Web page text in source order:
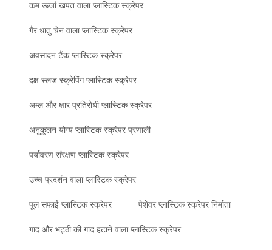
कम ऊर्जा खपत वाला प्लास्टिक स्क्रेपर
गैर धातु चेन वाला प्लास्टिक स्क्रेपर
अवसादन टैंक प्लास्टिक स्क्रेपर
दक्ष स्लज स्क्रेपिंग प्लास्टिक स्क्रेपर
अम्ल और क्षार प्रतिरोधी प्लास्टिक स्क्रेपर
अनुकूलन योग्य प्लास्टिक स्क्रेपर प्रणाली
पर्यावरण संरक्षण प्लास्टिक स्क्रेपर
उच्च प्रदर्शन वाला प्लास्टिक स्क्रेपर
पूल सफाई प्लास्टिक स्क्रेपर पेशेवर प्लास्टिक स्क्रेपर निर्माता
गाद और भट्ठी की गाद हटाने वाला प्लास्टिक स्क्रेपर